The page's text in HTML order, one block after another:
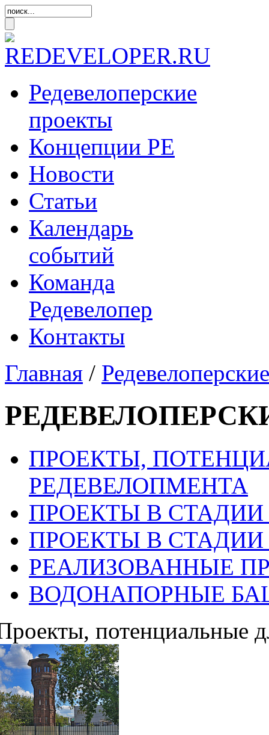
Редевелоперские
проекты
Концепции РЕ
Новости
Статьи
Календарь
событий
Команда
Редевелопер
Контакты
Главная /
ПРОЕКТЫ,
РЕДЕВЕЛОПМЕНТА
ПРОЕКТЫ В
ПРОЕКТЫ В
РЕАЛИЗОВАННЫЕ
ВОДОНАПОРНЫЕ
потенциальные